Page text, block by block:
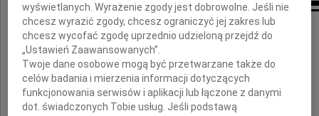
Łącząc się w bólu
z Panią
Danutą Pyndyk
wyświetlanych. Wyrażenie zgody jest dobrowolne. Jeśli nie
chcesz wyrazić zgody, chcesz ograniczyć jej zakres lub
chcesz wycofać zgodę uprzednio udzieloną przejdź do
„Ustawień Zaawansowanych”.
Twoje dane osobowe mogą być przetwarzane także do
celów badania i mierzenia informacji dotyczących
funkcjonowania serwisów i aplikacji lub łączone z danymi
dot. świadczonych Tobie usług. Jeśli podstawą